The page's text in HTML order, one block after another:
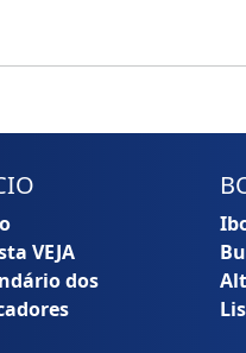
VEJA
dos